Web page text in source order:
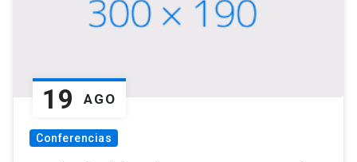
19 AGO
Conferencias